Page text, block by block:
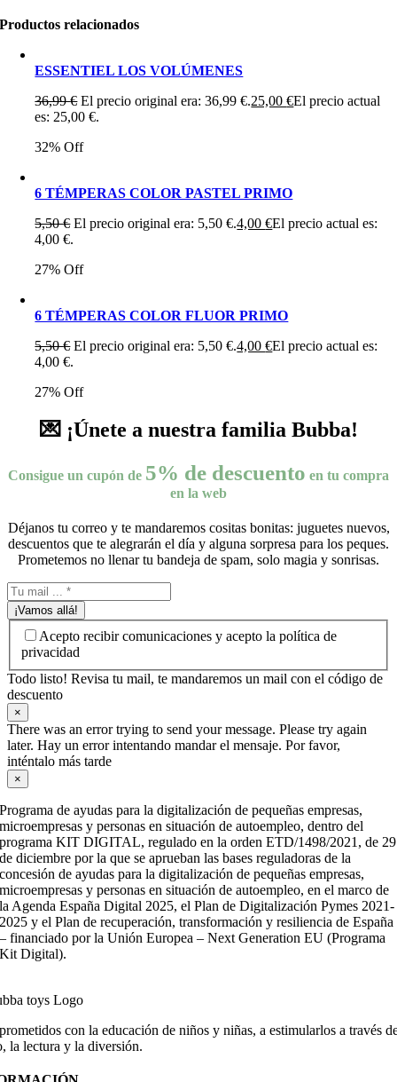
Productos relacionados
ESSENTIEL LOS VOLÚMENES
36,99€ El precio original era: 36,99 €.25,00€El precio actual
es: 25,00 €.
32% Off
6 TÉMPERAS COLOR PASTEL PRIMO
5,50€ El precio original era: 5,50 €.4,00€El precio actual es:
4,00 €.
27% Off
6 TÉMPERAS COLOR FLUOR PRIMO
5,50€ El precio original era: 5,50 €.4,00€El precio actual es:
4,00 €.
27% Off
💌 ¡Únete a nuestra familia Bubba!
Consigue un cupón de 5% de descuento en tu compra
en la web
Déjanos tu correo y te mandaremos cositas bonitas: juguetes nuevos,
descuentos que te alegrarán el día y alguna sorpresa para los peques.
Prometemos no llenar tu bandeja de spam, solo magia y sonrisas.
¡Vamos allá!
Acepto recibir comunicaciones y acepto la política de
privacidad
Todo listo! Revisa tu mail, te mandaremos un mail con el código de
descuento
×
There was an error trying to send your message. Please try again
later. Hay un error intentando mandar el mensaje. Por favor,
inténtalo más tarde
×
Programa de ayudas para la digitalización de pequeñas empresas,
microempresas y personas en situación de autoempleo, dentro del
programa KIT DIGITAL, regulado en la orden ETD/1498/2021, de 29
de diciembre por la que se aprueban las bases reguladoras de la
concesión de ayudas para la digitalización de pequeñas empresas,
microempresas y personas en situación de autoempleo, en el marco de
la Agenda España Digital 2025, el Plan de Digitalización Pymes 2021-
2025 y el Plan de recuperación, transformación y resiliencia de España
– financiado por la Unión Europea – Next Generation EU (Programa
Kit Digital).
con la educación de niños y niñas, a estimularlos a través
la lectura y la diversión.